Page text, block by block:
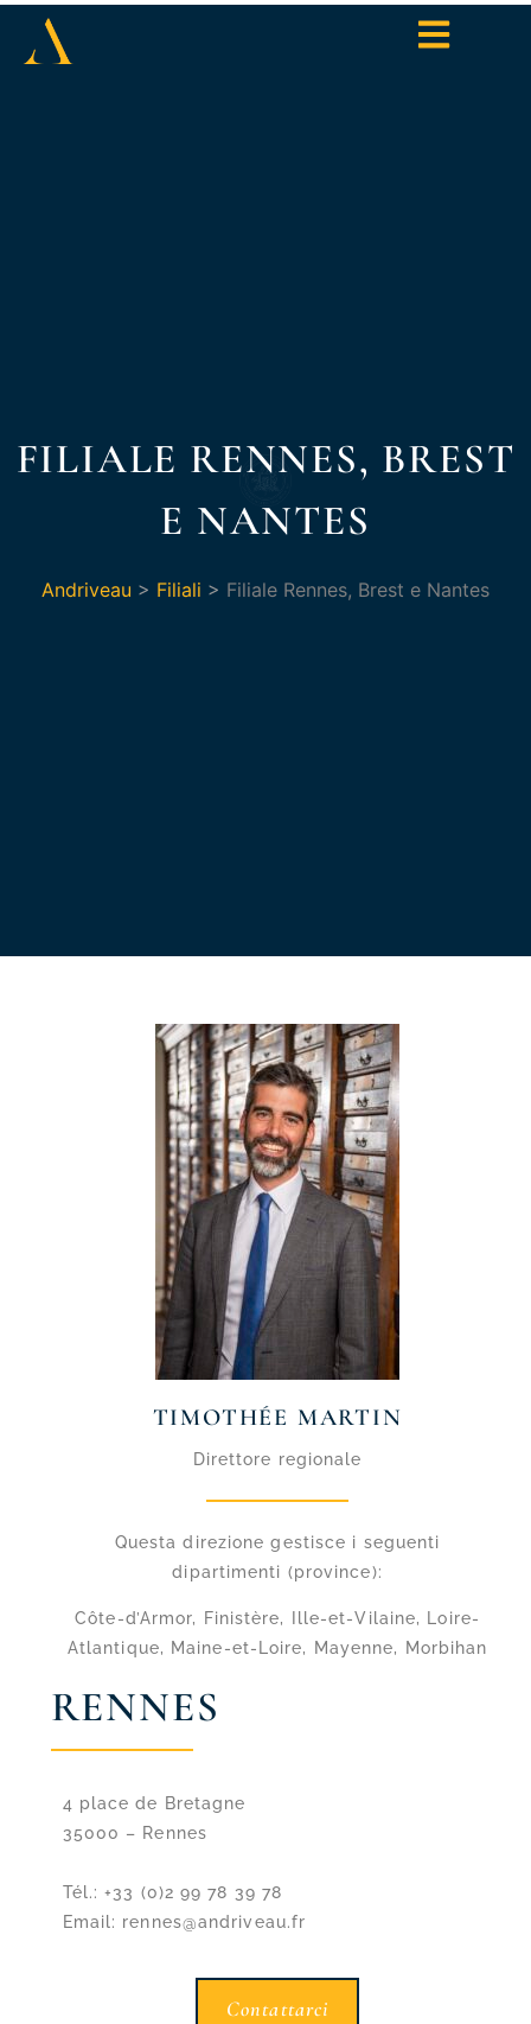
FILIALE RENNES, BREST
E NANTES
Andriveau > Filiali > Filiale Rennes, Brest e Nantes
TIMOTHÉE MARTIN
Direttore regionale
Questa direzione gestisce i seguenti
dipartimenti (province):
Côte-d’Armor, Finistère, Ille-et-Vilaine, Loire-
Atlantique, Maine-et-Loire, Mayenne, Morbihan
RENNES
4 place de Bretagne
35000 – Rennes
Tél.: +33 (0)2 99 78 39 78
Email: rennes@andriveau.fr
Contattarci